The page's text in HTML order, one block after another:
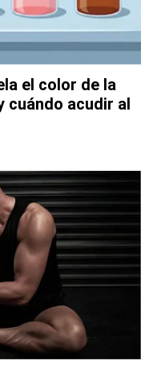
el color de la
cuándo acudir al